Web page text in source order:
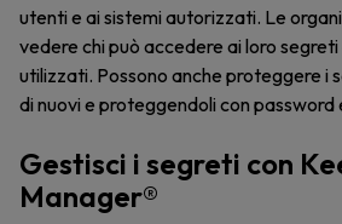
utenti e ai sistemi autorizzati. Le
vedere chi può accedere ai loro
utilizzati. Possono anche proteggere i
di nuovi e proteggendoli con password
Gestisci i segreti con
Manager®